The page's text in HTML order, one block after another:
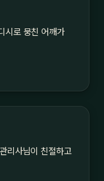
시로 뭉친 어깨가
리사님이 친절하고